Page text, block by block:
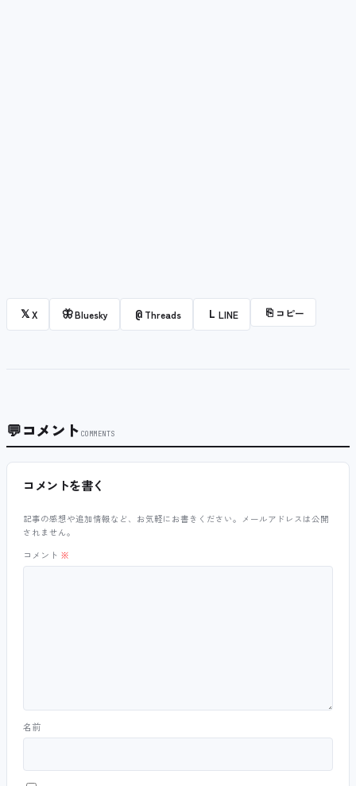
𝕏X 🦋Bluesky @ Threads L LINE ⎘ コピー
💬コメント COMMENTS
コメントを書く
記事の感想や追加情報など、お気軽にお書きください。メールアドレスは公開
されません。
コメント ※
名前